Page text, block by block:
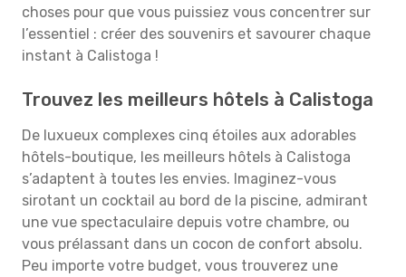
choses pour que vous puissiez vous concentrer sur
l’essentiel : créer des souvenirs et savourer chaque
instant à Calistoga !
Trouvez les meilleurs hôtels à Calistoga
De luxueux complexes cinq étoiles aux adorables
hôtels-boutique, les meilleurs hôtels à Calistoga
s’adaptent à toutes les envies. Imaginez-vous
sirotant un cocktail au bord de la piscine, admirant
une vue spectaculaire depuis votre chambre, ou
vous prélassant dans un cocon de confort absolu.
Peu importe votre budget, vous trouverez une